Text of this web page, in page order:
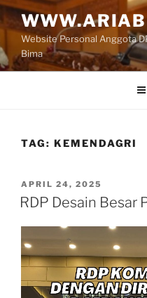
Skip
to
contentWebsite Personal Anggota
Bima
TAG: KEMENDAGRI
POSTED
ON
APRIL 24, 2025
RDP Desain Besar